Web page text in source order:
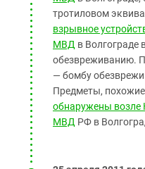
тротиловом
взрывное
МВД в Волгограде
обезвреживанию.
— бомбу
Предметы,
обнаружены
МВД РФ в